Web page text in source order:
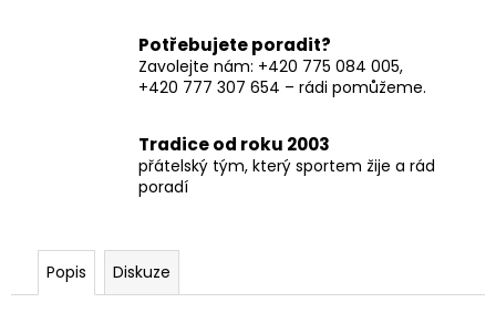
Potřebujete poradit?
Zavolejte nám: +420 775 084 005,
+420 777 307 654 – rádi pomůžeme.
Tradice od roku 2003
přátelský tým, který sportem žije a rád
poradí
Popis Diskuze